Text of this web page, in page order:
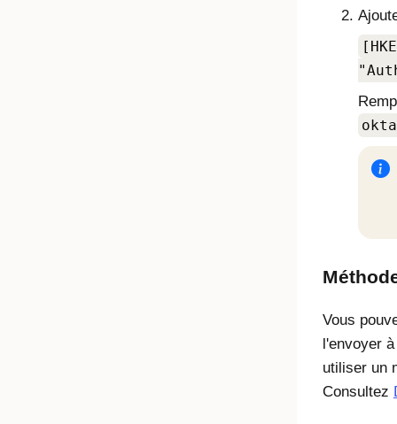
Vous
l'envoyer
utiliser un
Consultez